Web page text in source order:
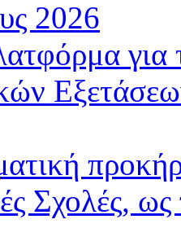
2026
Σχολές,